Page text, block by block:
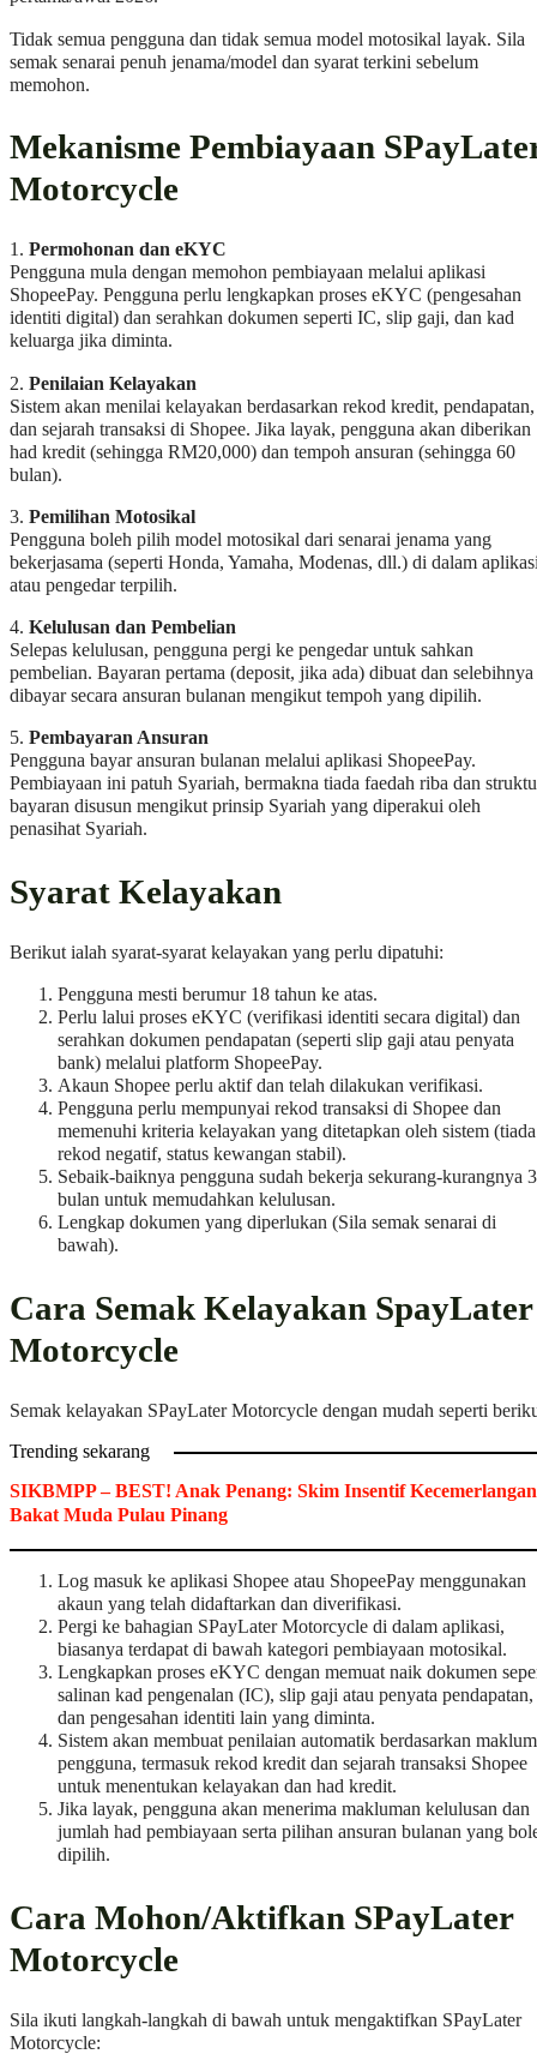
Tidak semua pengguna dan tidak semua model motosikal layak. Sila
semak senarai penuh jenama/model dan syarat terkini sebelum
memohon.
Mekanisme Pembiayaan
Motorcycle
1. Permohonan dan eKYC
Pengguna mula dengan memohon pembiayaan melalui aplikasi
ShopeePay. Pengguna perlu lengkapkan proses eKYC (pengesahan
identiti digital) dan serahkan dokumen seperti IC, slip gaji, dan kad
keluarga jika diminta.
2. Penilaian Kelayakan
Sistem akan menilai kelayakan berdasarkan rekod kredit, pendapatan,
dan sejarah transaksi di Shopee. Jika layak, pengguna akan diberikan
had kredit (sehingga RM20,000) dan tempoh ansuran (sehingga 60
bulan).
3. Pemilihan Motosikal
Pengguna boleh pilih model motosikal dari senarai jenama yang
bekerjasama (seperti Honda, Yamaha, Modenas, dll.) di dalam
atau pengedar terpilih.
4. Kelulusan dan Pembelian
Selepas kelulusan, pengguna pergi ke pengedar untuk sahkan
pembelian. Bayaran pertama (deposit, jika ada) dibuat dan selebihnya
dibayar secara ansuran bulanan mengikut tempoh yang dipilih.
5. Pembayaran Ansuran
Pengguna bayar ansuran bulanan melalui aplikasi ShopeePay.
Pembiayaan ini patuh Syariah, bermakna tiada faedah riba dan
bayaran disusun mengikut prinsip Syariah yang diperakui oleh
penasihat Syariah.
Syarat Kelayakan
Berikut ialah syarat-syarat kelayakan yang perlu dipatuhi:
Pengguna mesti berumur 18 tahun ke atas.
Perlu lalui proses eKYC (verifikasi identiti secara digital) dan
serahkan dokumen pendapatan (seperti slip gaji atau penyata
bank) melalui platform ShopeePay.
Akaun Shopee perlu aktif dan telah dilakukan verifikasi.
Pengguna perlu mempunyai rekod transaksi di Shopee dan
memenuhi kriteria kelayakan yang ditetapkan oleh sistem (tiada
rekod negatif, status kewangan stabil).
Sebaik-baiknya pengguna sudah bekerja sekurang-kurangnya 3
bulan untuk memudahkan kelulusan.
Lengkap dokumen yang diperlukan (Sila semak senarai di
bawah).
​Cara Semak Kelayakan SpayLater
Motorcycle
Semak kelayakan SPayLater Motorcycle dengan mudah seperti
Trending sekarang
SIKBMPP – BEST! Anak Penang: Skim Insentif Kecemerlangan
Bakat Muda Pulau Pinang
Log masuk ke aplikasi Shopee atau ShopeePay menggunakan
akaun yang telah didaftarkan dan diverifikasi.
Pergi ke bahagian SPayLater Motorcycle di dalam aplikasi,
biasanya terdapat di bawah kategori pembiayaan motosikal.
Lengkapkan proses eKYC dengan memuat naik dokumen
salinan kad pengenalan (IC), slip gaji atau penyata pendapatan,
dan pengesahan identiti lain yang diminta.
Sistem akan membuat penilaian automatik berdasarkan
pengguna, termasuk rekod kredit dan sejarah transaksi Shopee
untuk menentukan kelayakan dan had kredit.
Jika layak, pengguna akan menerima makluman kelulusan dan
jumlah had pembiayaan serta pilihan ansuran bulanan yang
dipilih.
Cara Mohon/Aktifkan SPayLater
Motorcycle
Sila ikuti langkah-langkah di bawah untuk mengaktifkan SPayLater
Motorcycle: